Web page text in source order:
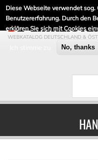
Diese Webseite verwendet sog.
Benutzererfahrung. Durch den
erklären Sie sich mit Cookies
No, thanks
DE-
WEBKATALOG DEUTSCHLAND &